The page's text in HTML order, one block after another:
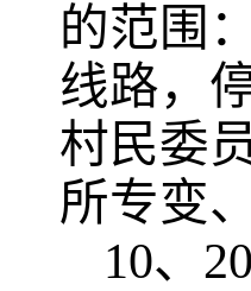
的范围
线路，
村民委
所专变
10、